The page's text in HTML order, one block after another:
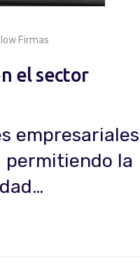
Firmas
el sector
empresariales
permitiendo la